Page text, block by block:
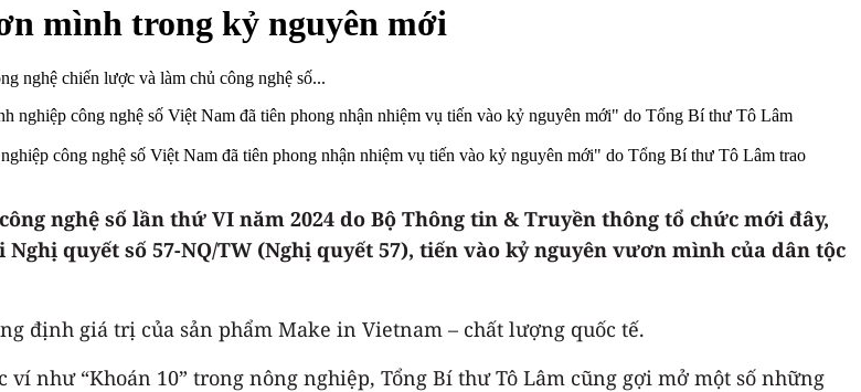
mình trong kỷ nguyên mới
nghệ chiến lược và làm chủ công nghệ số...
công nghệ số Việt Nam đã tiên phong nhận nhiệm vụ tiến vào kỷ nguyên mới" do Tổng Bí thư Tô Lâm trao
nghệ số lần thứ VI năm 2024 do Bộ Thông tin & Truyền thông tổ chức mới đây,
quyết số 57-NQ/TW (Nghị quyết 57), tiến vào kỷ nguyên vươn mình của dân tộc
định giá trị của sản phẩm Make in Vietnam – chất lượng quốc tế.
như “Khoán 10” trong nông nghiệp, Tổng Bí thư Tô Lâm cũng gợi mở một số những